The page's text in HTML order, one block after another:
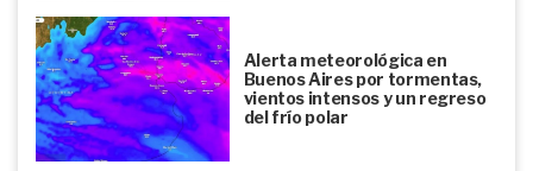
Alerta meteorológica en
Buenos Aires por tormentas,
vientos intensos y un regreso
del frío polar